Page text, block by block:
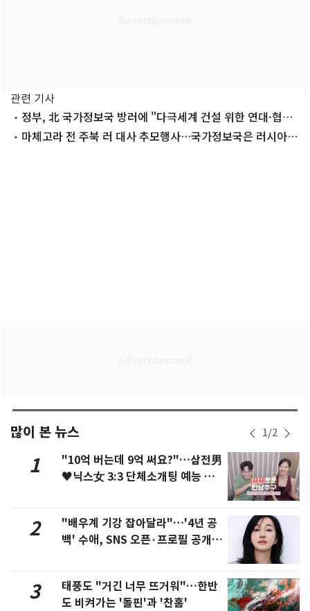
관련 기사
정부, 北 국가정보국 방러에 "다극세계 건설 위한 연대·협력
강화"
마체고라 전 주북 러 대사 추모행사…국가정보국은 러시아
많이 본 뉴스 1/2
1
"10억 버는데 9억 써요?"…삼전男
♥닉스女 3:3 단체소개팅 예능 화
2
"배우계 기강 잡아달라"…'4년 공
백' 수애, SNS 오픈·프로필 공개
3
태풍도 "거긴 너무 뜨거워"…한반
도 비켜가는 '돌핀'과 '찬홈'